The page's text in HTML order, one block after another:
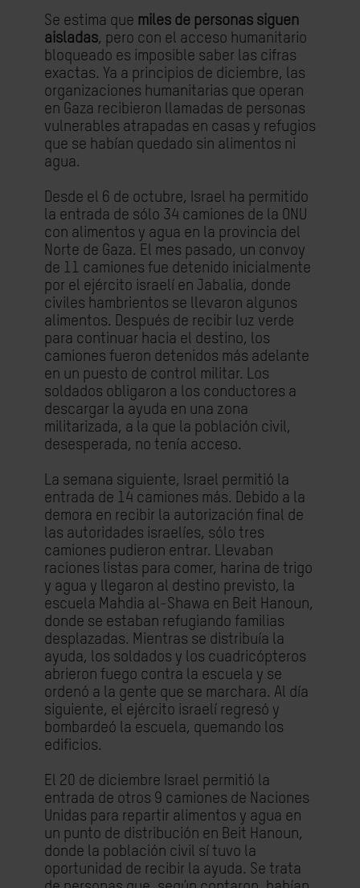
Se estima que miles de personas siguen
aisladas, pero con el acceso humanitario
bloqueado es imposible saber las cifras
exactas. Ya a principios de diciembre, las
organizaciones humanitarias que operan
en Gaza recibieron llamadas de personas
vulnerables atrapadas en casas y refugios
que se habían quedado sin alimentos ni
agua.
Desde el 6 de octubre, Israel ha permitido
la entrada de sólo 34 camiones de la ONU
con alimentos y agua en la provincia del
Norte de Gaza. El mes pasado, un convoy
de 11 camiones fue detenido inicialmente
por el ejército israelí en Jabalia, donde
civiles hambrientos se llevaron algunos
alimentos. Después de recibir luz verde
para continuar hacia el destino, los
camiones fueron detenidos más adelante
en un puesto de control militar. Los
soldados obligaron a los conductores a
descargar la ayuda en una zona
militarizada, a la que la población civil,
desesperada, no tenía acceso.
La semana siguiente, Israel permitió la
entrada de 14 camiones más. Debido a la
demora en recibir la autorización final de
las autoridades israelíes, sólo tres
camiones pudieron entrar. Llevaban
raciones listas para comer, harina de trigo
y agua y llegaron al destino previsto, la
escuela Mahdia al-Shawa en Beit Hanoun,
donde se estaban refugiando familias
desplazadas. Mientras se distribuía la
ayuda, los soldados y los cuadricópteros
abrieron fuego contra la escuela y se
ordenó a la gente que se marchara. Al día
siguiente, el ejército israelí regresó y
bombardeó la escuela, quemando los
edificios.
El 20 de diciembre Israel permitió la
entrada de otros 9 camiones de Naciones
Unidas para repartir alimentos y agua en
un punto de distribución en Beit Hanoun,
donde la población civil sí tuvo la
oportunidad de recibir la ayuda. Se trata